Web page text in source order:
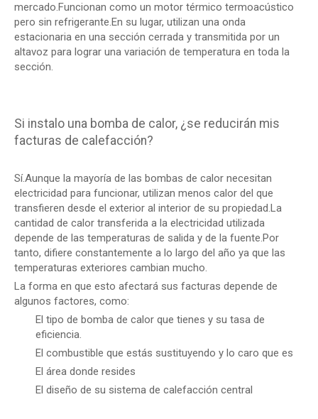
mercado.Funcionan como un motor térmico termoacústico
pero sin refrigerante.En su lugar, utilizan una onda
estacionaria en una sección cerrada y transmitida por un
altavoz para lograr una variación de temperatura en toda la
sección.
Si instalo una bomba de calor, ¿se reducirán mis
facturas de calefacción?
Sí.Aunque la mayoría de las bombas de calor necesitan
electricidad para funcionar, utilizan menos calor del que
transfieren desde el exterior al interior de su propiedad.La
cantidad de calor transferida a la electricidad utilizada
depende de las temperaturas de salida y de la fuente.Por
tanto, difiere constantemente a lo largo del año ya que las
temperaturas exteriores cambian mucho.
La forma en que esto afectará sus facturas depende de
algunos factores, como:
El tipo de bomba de calor que tienes y su tasa de
eficiencia.
El combustible que estás sustituyendo y lo caro que es
El área donde resides
El diseño de su sistema de calefacción central